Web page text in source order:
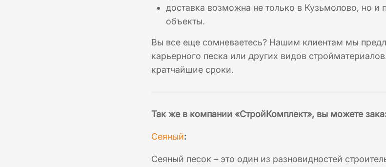
доставка возможна не только в Кузьмолово, но и
объекты.
Вы все еще сомневаетесь? Нашим клиентам мы
карьерного песка или других видов
кратчайшие сроки.
Так же в компании «СтройКомплект», вы можете
Сеяный:
Сеяный песок – это один из разновидностей